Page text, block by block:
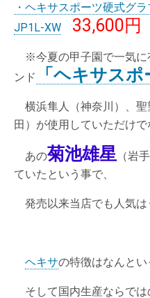
・ヘキサスポーツ硬式
JP1L-XW
33,600円
※今夏の甲子園で一気に
ンド
「ヘキサスポ
横浜隼人（神奈川）、聖
田）が使用していただけで
あの菊池雄星 （岩
ていたという事で、
発売以来当店でも人気は
ヘキサの特徴はなんとい
そして国内生産ならでは